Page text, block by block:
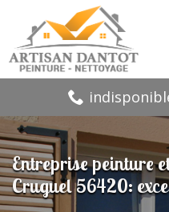
Entreprise peinture
Cruguel 56420: